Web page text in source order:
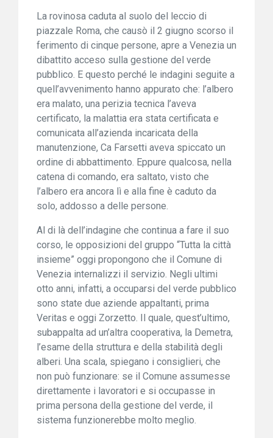
La rovinosa caduta al suolo del leccio di
piazzale Roma, che causò il 2 giugno scorso il
ferimento di cinque persone, apre a Venezia un
dibattito acceso sulla gestione del verde
pubblico. E questo perché le indagini seguite a
quell’avvenimento hanno appurato che: l’albero
era malato, una perizia tecnica l’aveva
certificato, la malattia era stata certificata e
comunicata all’azienda incaricata della
manutenzione, Ca Farsetti aveva spiccato un
ordine di abbattimento. Eppure qualcosa, nella
catena di comando, era saltato, visto che
l’albero era ancora lì e alla fine è caduto da
solo, addosso a delle persone.
Al di là dell’indagine che continua a fare il suo
corso, le opposizioni del gruppo “Tutta la città
insieme” oggi propongono che il Comune di
Venezia internalizzi il servizio. Negli ultimi
otto anni, infatti, a occuparsi del verde pubblico
sono state due aziende appaltanti, prima
Veritas e oggi Zorzetto. Il quale, quest’ultimo,
subappalta ad un’altra cooperativa, la Demetra,
l’esame della struttura e della stabilità degli
alberi. Una scala, spiegano i consiglieri, che
non può funzionare: se il Comune assumesse
direttamente i lavoratori e si occupasse in
prima persona della gestione del verde, il
sistema funzionerebbe molto meglio.